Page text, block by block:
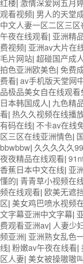
红楼 激情深爱网五月
观看视频| 男人的天堂
中文人妻一区二区三区
午夜在线观看| 亚洲精
费视频| 亚洲av大片在
毛片网站| 超碰国产成
拍色亚洲欧美色| 免费
费看| av手机版天堂网
品极品美女自在线观看
日本韩国成人| 九色精
看| 热久久视频在线播
有码在线| 不卡av在线
区三区在线亚洲情色|
bbwbbw| 久久久久久
夜夜精品在线观看|
香蕉日本中文在线| 亚
懂的| 青青草小视频在
频在线观看| 欧美无遮
区| 美女鸡巴喷水视频
文字幕亚洲中文字幕|
费观看亚洲av| 人妻少
频亚洲| 亚洲熟女乱色
线| 粉嫩av午夜在线看|
区人妻| 美女被操嗷嗷